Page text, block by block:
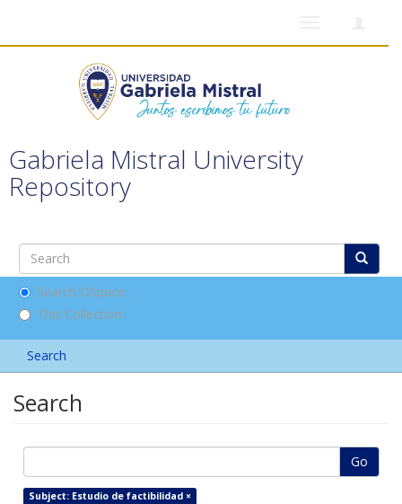
Gabriela Mistral University
Repository
Search DSpace
This Collection
Search
Search
Go
Subject: Estudio de factibilidad ×